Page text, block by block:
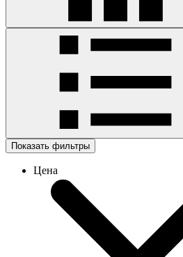
Показать фильтры
Цена